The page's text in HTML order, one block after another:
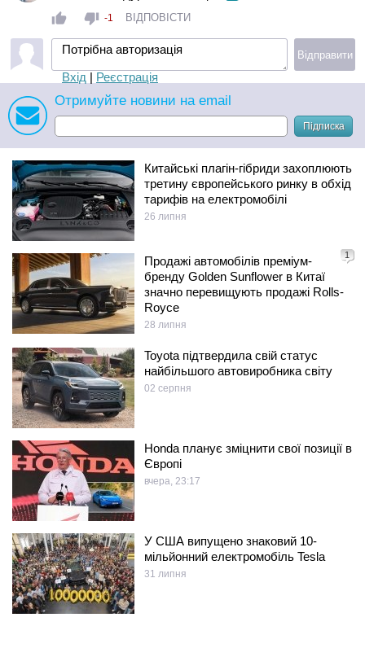
-1 ВІДПОВІСТИ
Потрібна авторизація
Вхід | Реєстрація
Відправити
Отримуйте новини на email
Підписка
Китайські плагін-гібриди захоплюють
третину європейського ринку в обхід
тарифів на електромобілі
26 липня
1
Продажі автомобілів преміум-
бренду Golden Sunflower в Китаї
значно перевищують продажі Rolls-
Royce
28 липня
Toyota підтвердила свій статус
найбільшого автовиробника світу
02 серпня
Honda планує зміцнити свої позиції в
Європі
вчера, 23:17
У США випущено знаковий 10-
мільйонний електромобіль Tesla
31 липня